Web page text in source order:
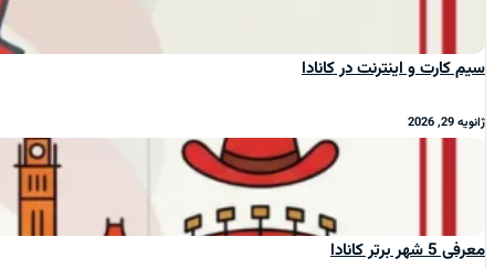
سیم‌ کارت و اینترنت در کانادا
ژانویه 29, 2026
معرفی 5 شهر برتر کانادا